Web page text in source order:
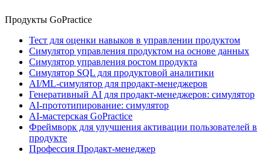
Продукты GoPractice
Тест для оценки навыков в управлении продуктом
Симулятор управления продуктом на основе данных
Симулятор управления ростом продукта
Симулятор SQL для продуктовой аналитики
AI/ML-симулятор для продакт-менеджеров
Генеративный AI для продакт-менеджеров: симулятор
AI-прототипирование: симулятор
AI-мастерская GoPractice
Фреймворк для улучшения активации пользователей в
продукте
Профессия Продакт-менеджер